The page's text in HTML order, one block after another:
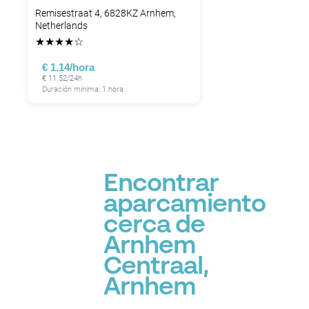
Remisestraat 4, 6828KZ Arnhem,
Netherlands
★★★★☆
€ 1.14/hora
€ 11.52/24h
Duración mínima: 1 hora
Encontrar
aparcamiento
cerca de
Arnhem
Centraal,
Arnhem